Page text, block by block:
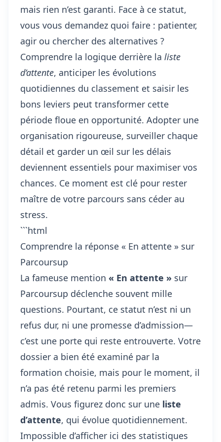
mais rien n’est garanti. Face à ce statut,
vous vous demandez quoi faire : patienter,
agir ou chercher des alternatives ?
Comprendre la logique derrière la liste
d’attente, anticiper les évolutions
quotidiennes du classement et saisir les
bons leviers peut transformer cette
période floue en opportunité. Adopter une
organisation rigoureuse, surveiller chaque
détail et garder un œil sur les délais
deviennent essentiels pour maximiser vos
chances. Ce moment est clé pour rester
maître de votre parcours sans céder au
stress.
```html
Comprendre la réponse « En attente » sur
Parcoursup
La fameuse mention « En attente » sur
Parcoursup déclenche souvent mille
questions. Pourtant, ce statut n’est ni un
refus dur, ni une promesse d’admission—
c’est une porte qui reste entrouverte. Votre
dossier a bien été examiné par la
formation choisie, mais pour le moment, il
n’a pas été retenu parmi les premiers
admis. Vous figurez donc sur une liste
d’attente, qui évolue quotidiennement.
Impossible d’afficher ici des statistiques